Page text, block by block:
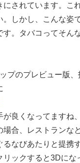
にされています。こ
。しかし、こんな姿
す。タバコってそん
プのプレビュー版
が良くなってますね
場合、レストランな
るなびあたりと提携
リックすると3Dにな